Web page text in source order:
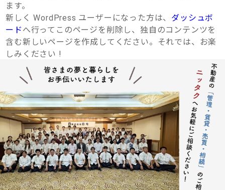
ます。
新しく WordPress ユーザーになった方は、 ダッシュボ
ード へ行ってこのページを削除し、独自のコンテンツを
含む新しいページを作成してください。それでは、お楽
しみください !